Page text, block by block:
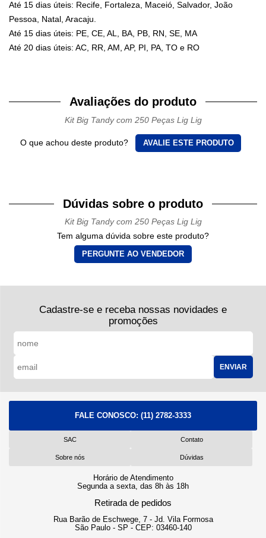
Até 15 dias úteis: Recife, Fortaleza, Maceió, Salvador, João
Pessoa, Natal, Aracaju.
Até 15 dias úteis: PE, CE, AL, BA, PB, RN, SE, MA
Até 20 dias úteis: AC, RR, AM, AP, PI, PA, TO e RO
Avaliações do produto
Kit Big Tandy com 250 Peças Lig Lig
O que achou deste produto? AVALIE ESTE PRODUTO
Dúvidas sobre o produto
Kit Big Tandy com 250 Peças Lig Lig
Tem alguma dúvida sobre este produto?
PERGUNTE AO VENDEDOR
Cadastre-se e receba nossas novidades e
promoções
ENVIAR
FALE CONOSCO: (11) 2782-3333
SAC Contato
Sobre nós Dúvidas
Horário de Atendimento
Segunda a sexta, das 8h às 18h
Retirada de pedidos
Rua Barão de Eschwege, 7 - Jd. Vila Formosa
São Paulo - SP - CEP: 03460-140